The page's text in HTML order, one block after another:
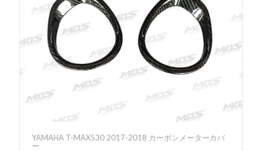
YAMAHA T-MAX530 2017-2018 カーボンメーターカバ
ー